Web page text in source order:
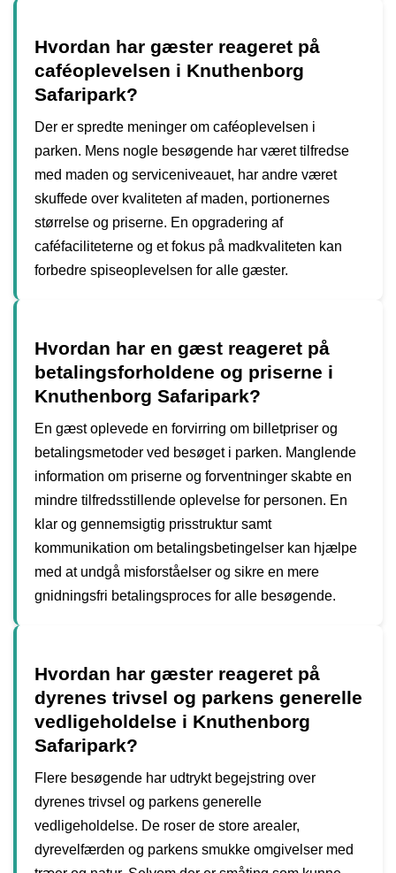
Hvordan har gæster reageret på
caféoplevelsen i Knuthenborg
Safaripark?
Der er spredte meninger om caféoplevelsen i
parken. Mens nogle besøgende har været tilfredse
med maden og serviceniveauet, har andre været
skuffede over kvaliteten af maden, portionernes
størrelse og priserne. En opgradering af
caféfaciliteterne og et fokus på madkvaliteten kan
forbedre spiseoplevelsen for alle gæster.
Hvordan har en gæst reageret på
betalingsforholdene og priserne i
Knuthenborg Safaripark?
En gæst oplevede en forvirring om billetpriser og
betalingsmetoder ved besøget i parken. Manglende
information om priserne og forventninger skabte en
mindre tilfredsstillende oplevelse for personen. En
klar og gennemsigtig prisstruktur samt
kommunikation om betalingsbetingelser kan hjælpe
med at undgå misforståelser og sikre en mere
gnidningsfri betalingsproces for alle besøgende.
Hvordan har gæster reageret på
dyrenes trivsel og parkens generelle
vedligeholdelse i Knuthenborg
Safaripark?
Flere besøgende har udtrykt begejstring over
dyrenes trivsel og parkens generelle
vedligeholdelse. De roser de store arealer,
dyrevelfærden og parkens smukke omgivelser med